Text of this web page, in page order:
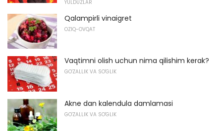
YULDUZLAR
Qalampirli vinaigret
OZIQ-OVQAT
Vaqtimni olish uchun nima qilishim kerak?
GO'ZALLIK VA SO'GLIK
Akne dan kalendula damlamasi
GO'ZALLIK VA SO'GLIK